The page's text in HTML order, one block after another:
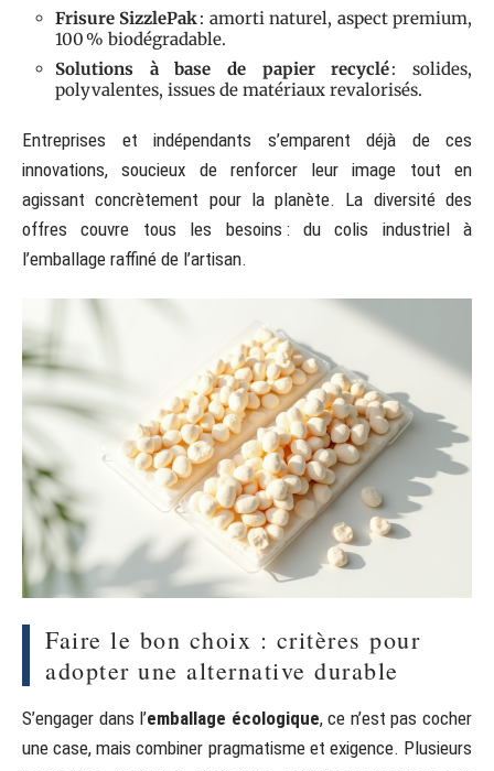
Frisure SizzlePak: amorti naturel, aspect premium,
100 % biodégradable.
Solutions à base de papier recyclé: solides,
polyvalentes, issues de matériaux revalorisés.
Entreprises et indépendants s’emparent déjà de ces
innovations, soucieux de renforcer leur image tout en
agissant concrètement pour la planète. La diversité des
offres couvre tous les besoins : du colis industriel à
l’emballage raffiné de l’artisan.
Faire le bon choix : critères pour
adopter une alternative durable
S’engager dans l’emballage écologique, ce n’est pas cocher
une case, mais combiner pragmatisme et exigence. Plusieurs